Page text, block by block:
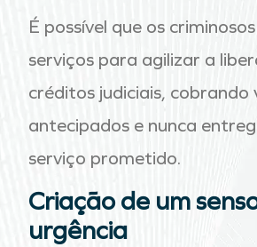
É possível que os
serviços para agilizar a
créditos judiciais, cobrando
antecipados e nunca
serviço prometido.
Criação de um
urgência